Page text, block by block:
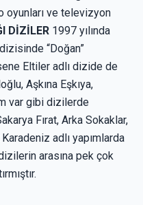
oyunları ve televizyon
DİZİLER 1997 yılında
“Doğan”
Eltiler adlı dizide de
Aşkına Eşkıya,
var gibi dizilerde
Fırat, Arka Sokaklar,
adlı yapımlarda
arasına pek çok